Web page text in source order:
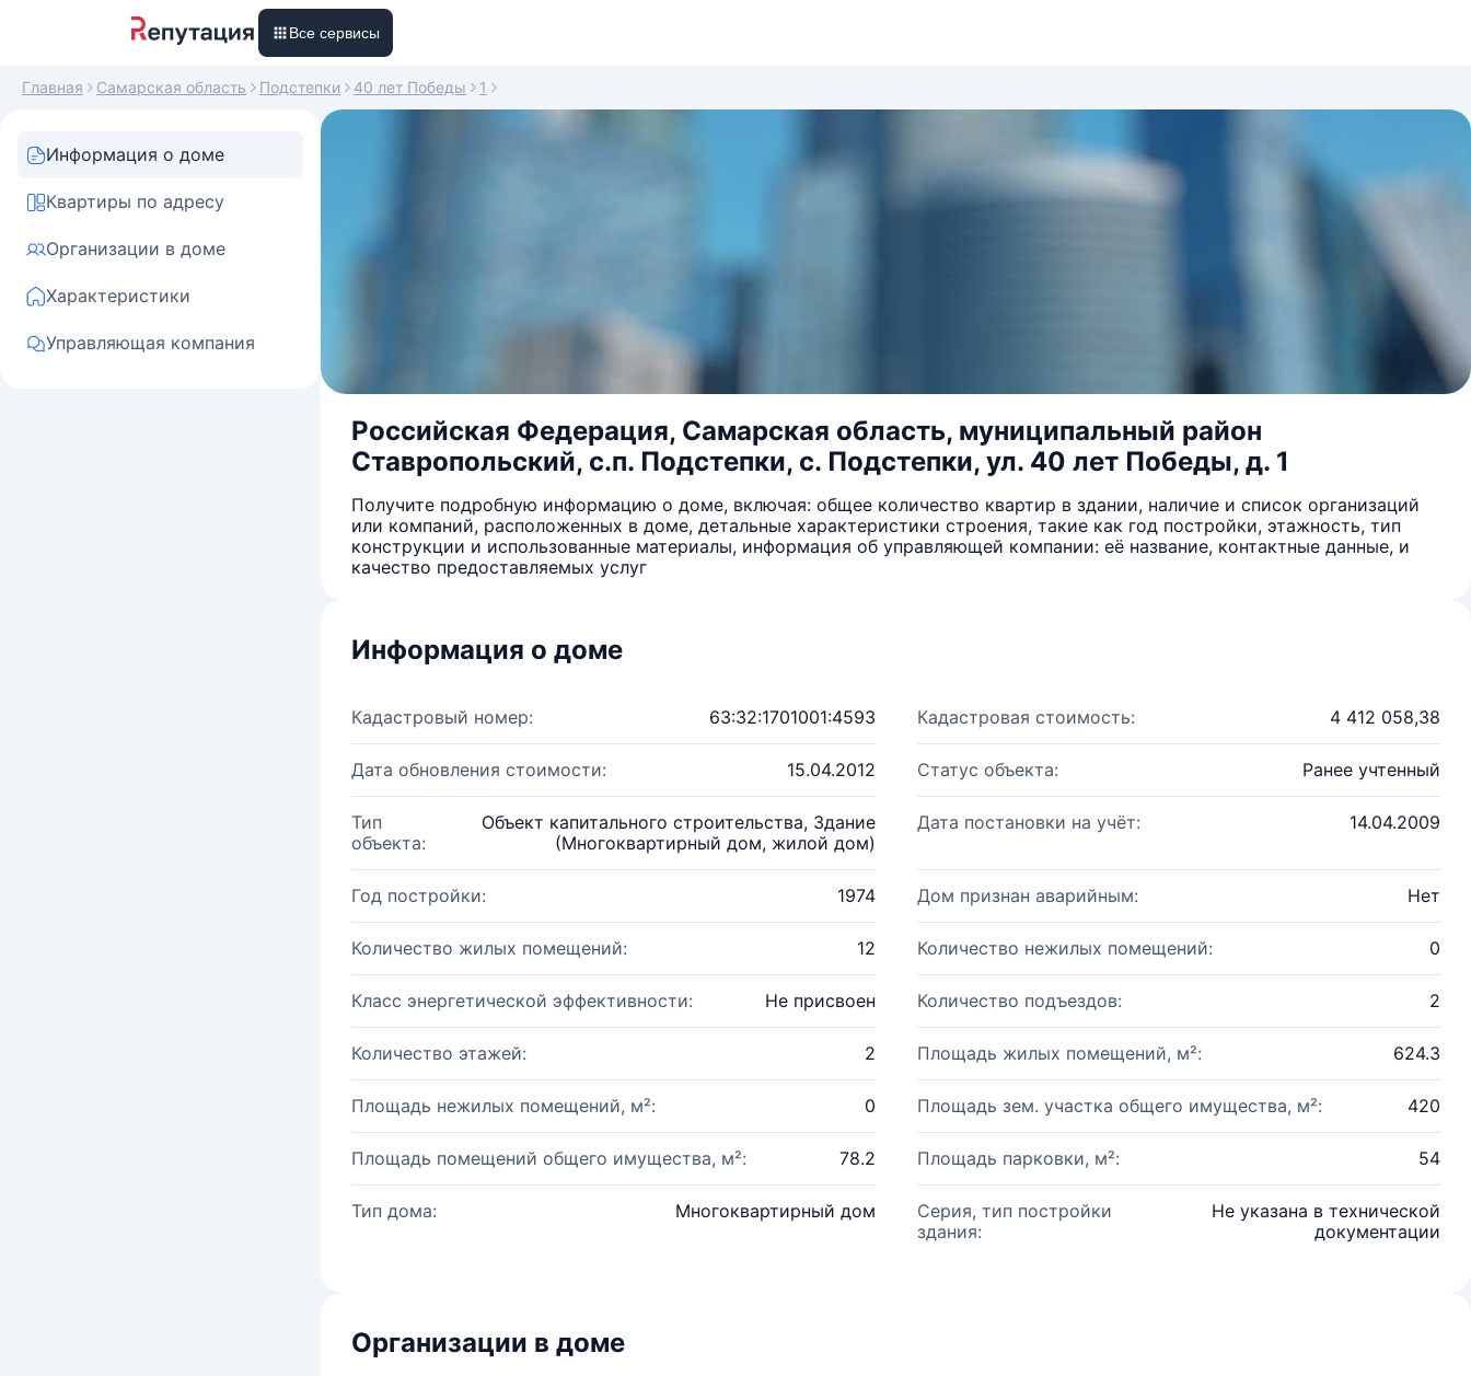
Все сервисы
Главная Самарская область Подстепки 40 лет Победы 1
Информация о доме
Квартиры по адресу
Организации в доме
Характеристики
Управляющая компания
Российская Федерация, Самарская область, муниципальный район
Ставропольский, с.п. Подстепки, с. Подстепки, ул. 40 лет Победы, д. 1
Получите подробную информацию о доме, включая: общее количество квартир в здании, наличие и список организаций
или компаний, расположенных в доме, детальные характеристики строения, такие как год постройки, этажность, тип
конструкции и использованные материалы, информация об управляющей компании: её название, контактные данные, и
качество предоставляемых услуг
Информация о доме
Кадастровый номер: 63:32:1701001:4593 Кадастровая стоимость: 4 412 058,38
Дата обновления стоимости: 15.04.2012 Статус объекта: Ранее учтенный
Тип
объекта:
Объект капитального строительства, Здание
(Многоквартирный дом, жилой дом)
Дата постановки на учёт: 14.04.2009
Год постройки: 1974 Дом признан аварийным: Нет
Количество жилых помещений: 12 Количество нежилых помещений: 0
Класс энергетической эффективности: Не присвоен Количество подъездов: 2
Количество этажей: 2 Площадь жилых помещений, м²: 624.3
Площадь нежилых помещений, м²: 0 Площадь зем. участка общего имущества, м²: 420
Площадь помещений общего имущества, м²: 78.2 Площадь парковки, м²: 54
Тип дома: Многоквартирный дом
Серия, тип постройки
здания:
Не указана в технической
документации
Организации в доме